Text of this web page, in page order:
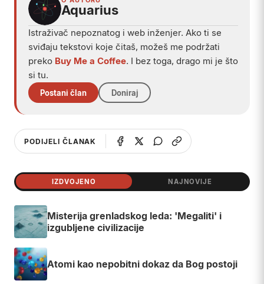
Aquarius
Istraživač nepoznatog i web inženjer. Ako ti se
sviđaju tekstovi koje čitaš, možeš me podržati
preko Buy Me a Coffee. I bez toga, drago mi je što
si tu.
Postani član Doniraj
PODIJELI ČLANAK
IZDVOJENO NAJNOVIJE
Misterija grenladskog leda: 'Megaliti' i
izgubljene civilizacije
Atomi kao nepobitni dokaz da Bog postoji